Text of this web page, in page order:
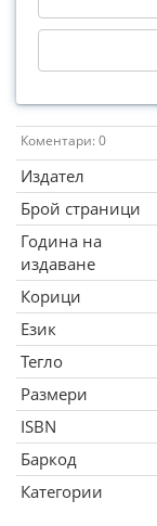
Коментари: 0
Издател
Брой страници
Година на
издаване
Корици
Език
Тегло
Размери
ISBN
Баркод
Категории